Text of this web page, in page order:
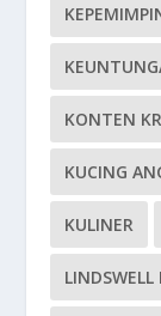
KONTEN
KUCING
KULINER
LINDSWELL